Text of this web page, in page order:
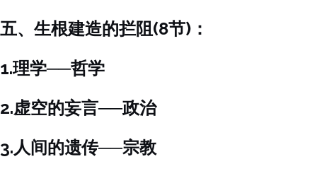
五、生根建造的拦阻(8节)：
1.理学──哲学
2.虚空的妄言──政治
3.人间的遗传──宗教